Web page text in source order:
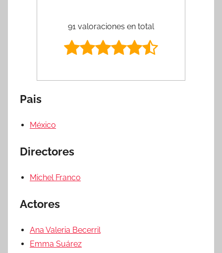
91 valoraciones en total
Pais
México
Directores
Michel Franco
Actores
Ana Valeria Becerril
Emma Suárez